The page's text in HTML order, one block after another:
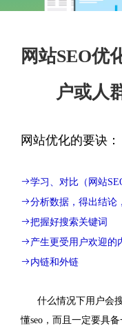
没有了
网站SEO优
户或人
网站优化的要诀：
学习、对比（网站
分析数据，得出结论
把握好搜索关键词
产生更受用户欢迎的
内链和外链
什么情况下用户会搜
懂seo，而且一定要具